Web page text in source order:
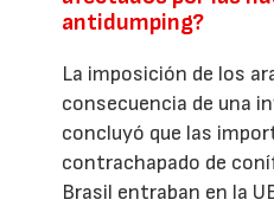
antidumping?
La imposición de los
consecuencia de una
concluyó que las
contrachapado de
Brasil entraban en la